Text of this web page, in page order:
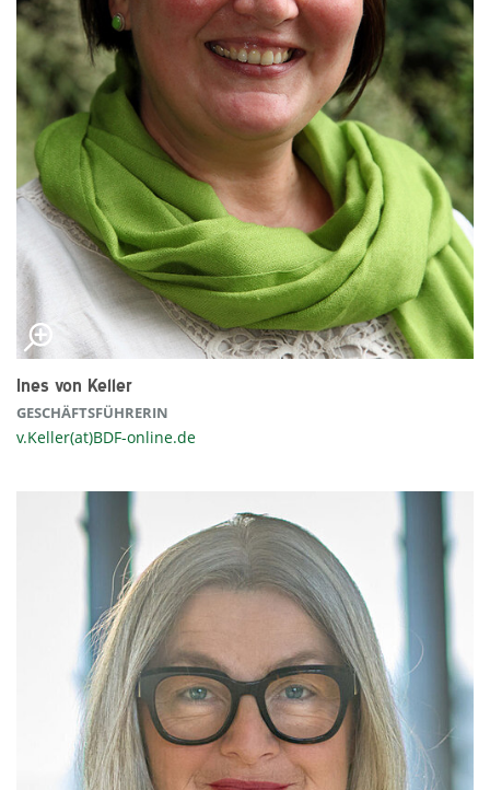
Ines von Keller
GESCHÄFTSFÜHRERIN
v.Keller(at)BDF-online.de